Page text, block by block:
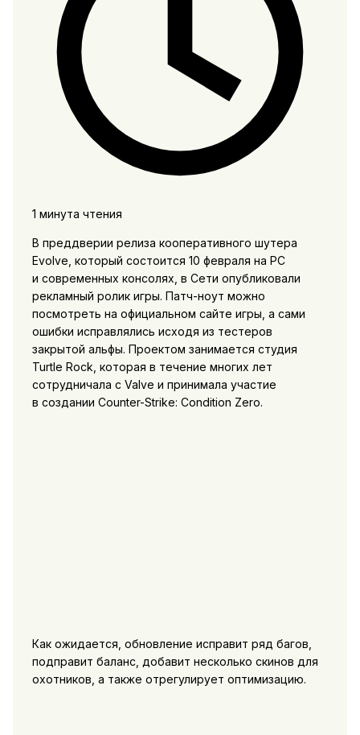
1 минута чтения
В преддверии релиза кооперативного шутера
Evolve, который состоится 10 февраля на PC
и современных консолях, в Сети опубликовали
рекламный ролик игры. Патч-ноут можно
посмотреть на официальном сайте игры, а сами
ошибки исправлялись исходя из тестеров
закрытой альфы. Проектом занимается студия
Turtle Rock, которая в течение многих лет
сотрудничала с Valve и принимала участие
в создании Counter-Strike: Condition Zero.
Как ожидается, обновление исправит ряд багов,
подправит баланс, добавит несколько скинов для
охотников, а также отрегулирует оптимизацию.